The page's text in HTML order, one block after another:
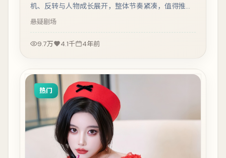
机、反转与人物成长展开，整体节奏紧凑，值得推荐
观看。
悬疑剧场
9.7万 4.1千 4年前
热门